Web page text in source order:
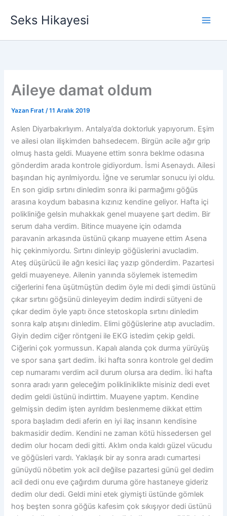
atlaSeks Hikayesi
Aileye damat oldum
Yazan Fırat/11 Aralık 2019
Aslen Diyarbakırlıyım. Antalya’da doktorluk yapıyorum. Eşim
ve ailesi olan ilişkimden bahsedecem. Birgün acile ağır grip
olmuş hasta geldi. Muayene ettim sonra beklme odasına
gönderdim arada kontrole gidiyordum. İsmi Asenaydı. Ailesi
başından hiç ayrılmiyordu. İğne ve serumlar sonucu iyi oldu.
En son gidip sırtını dinledim sonra iki parmağımı göğüs
arasına koydum babasına kızınız kendine geliyor. Hafta içi
polikliniğe gelsin muhakkak genel muayene şart dedim. Bir
serum daha verdim. Bitince muayene için odamda
paravanin arkasında üstünü çıkarıp muayene ettim Asena
hiç çekinmiyordu. Sırtını dinleyip göğüslerini avucladim.
Ateş düşürücü ile ağrı kesici ilaç yazıp gönderdim. Pazartesi
geldi muayeneye. Ailenin yanında söylemek istemedim
ciğerlerini fena üşütmüştün dedim öyle mi dedi şimdi üstünü
çıkar sırtını göğsünü dinleyeyim dedim indirdi sütyeni de
çıkar dedim öyle yaptı önce stetoskopla sırtını dinledim
sonra kalp atışını dinledim. Elimi göğüslerine atıp avucladim.
Giyin dedim ciğer röntgeni ile EKG istedim çekip geldi.
Ciğerini çok yormussun. Kapalı alanda çok durma yürüyüş
ve spor sana şart dedim. İki hafta sonra kontrole gel dedim
cep numaramı verdim acil durum olursa ara dedim. İki hafta
sonra aradı yarın geleceğim polikliniklikte misiniz dedi evet
dedim geldi üstünü indirttim. Muayene yaptım. Kendine
gelmişsin dedim işten ayrıldım beslenmeme dikkat ettim
spora başladım dedi aferin en iyi ilaç insanın kendisine
bakmasidir dedim. Kendini ne zaman kötü hissedersen gel
dedim olur hocam dedi gitti. Aklım onda kaldı güzel vücudu
ve göğüsleri vardı. Yaklaşık bir ay sonra aradı cumartesi
günüydü nöbetim yok acil değilse pazartesi günü gel dedim
acil dedi onu eve çağırdım duruma göre hastaneye gideriz
dedim olur dedi. Geldi mini etek giymişti üstünde gömlek
hoş beşten sonra göğüs kafesim çok sıkışıyor dedi üstünü